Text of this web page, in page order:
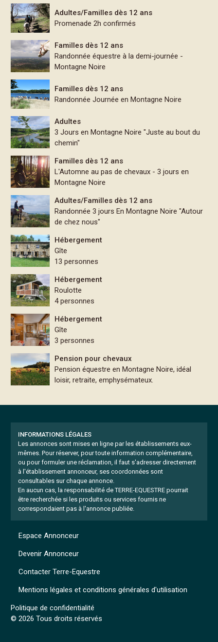
Adultes/Familles dès 12 ans
Promenade 2h confirmés
Familles dès 12 ans
Randonnée équestre à la demi-journée -
Montagne Noire
Familles dès 12 ans
Randonnée Journée en Montagne Noire
Adultes
3 Jours en Montagne Noire "Juste au bout du
chemin"
Familles dès 12 ans
L'Automne au pas de chevaux - 3 jours en
Montagne Noire
Adultes/Familles dès 12 ans
Randonnée 3 jours En Montagne Noire "Autour
de chez nous"
Hébergement
Gîte
13 personnes
Hébergement
Roulotte
4 personnes
Hébergement
Gîte
3 personnes
Pension pour chevaux
Pension équestre en Montagne Noire, idéal
loisir, retraite, emphysémateux.
INFORMATIONS LÉGALES
Les annonces sont mises en ligne par les établissements eux-
mêmes. Pour réserver, pour toute information complémentaire,
ou pour formuler une réclamation, il faut s'adresser directement
à l'établissement annonceur, ses coordonnées sont
consultables sur chaque annonce.
En aucun cas, la responsabilité de TERRE-EQUESTRE pourrait
être recherchée si les produits ou services fournis ne
correspondaient pas à l'annonce publiée.
Mentions légales et conditions générales d'utilisation
Politique de confidentialité
© 2026 Tous droits réservés
Espace Annonceur
Devenir Annonceur
Contacter Terre-Equestre